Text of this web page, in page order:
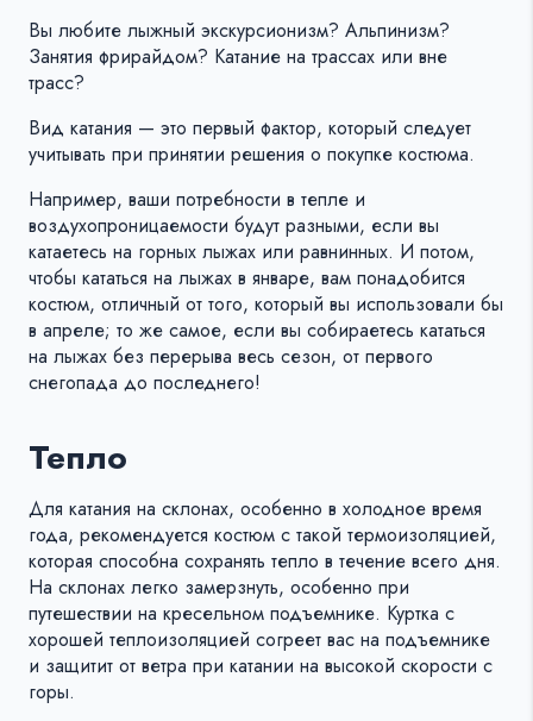
Вы любите лыжный экскурсионизм? Альпинизм?
Занятия фрирайдом? Катание на трассах или вне
трасс?
Вид катания — это первый фактор, который следует
учитывать при принятии решения о покупке костюма.
Например, ваши потребности в тепле и
воздухопроницаемости будут разными, если вы
катаетесь на горных лыжах или равнинных. И потом,
чтобы кататься на лыжах в январе, вам понадобится
костюм, отличный от того, который вы использовали бы
в апреле; то же самое, если вы собираетесь кататься
на лыжах без перерыва весь сезон, от первого
снегопада до последнего!
Тепло
Для катания на склонах, особенно в холодное время
года, рекомендуется костюм с такой термоизоляцией,
которая способна сохранять тепло в течение всего дня.
На склонах легко замерзнуть, особенно при
путешествии на кресельном подъемнике. Куртка с
хорошей теплоизоляцией согреет вас на подъемнике
и защитит от ветра при катании на высокой скорости с
горы.